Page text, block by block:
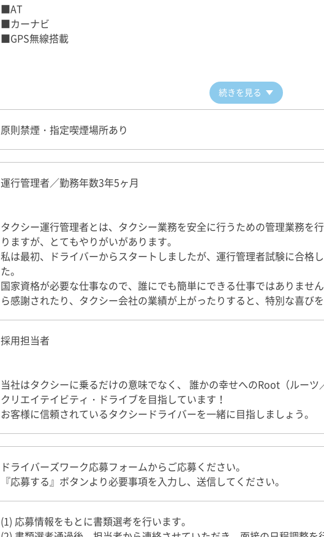
■AT
■カーナビ
■GPS無線搭載
続きを見る
原則禁煙・指定喫煙場所あり
運行管理者／勤務年数3年5ヶ月
タクシー運行管理者とは、タクシー業務を安全に行うための管理業務を
りますが、とてもやりがいがあります。
私は最初、ドライバーからスタートしましたが、運行管理者試験に合格
た。
国家資格が必要な仕事なので、誰にでも簡単にできる仕事ではありませ
ら感謝されたり、タクシー会社の業績が上がったりすると、特別な喜びを
採用担当者
当社はタクシーに乗るだけの意味でなく、 誰かの幸せへのRoot（ルーツ
クリエイテイビティ・ドライブを目指しています！
お客様に信頼されているタクシードライバーを一緒に目指しましょう。
ドライバーズワーク応募フォームからご応募ください。
『応募する』ボタンより必要事項を入力し、送信してください。
(1) 応募情報をもとに書類選考を行います。